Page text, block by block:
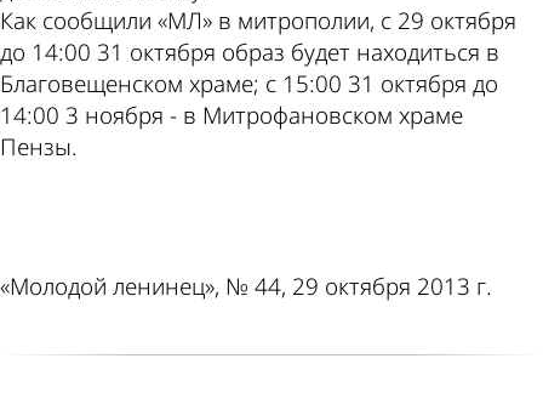
Как сообщили «МЛ» в митрополии, с 29 октября
до 14:00 31 октября образ будет находиться в
Благовещенском храме; с 15:00 31 октября до
14:00 3 ноября - в Митрофановском храме
Пензы.
«Молодой ленинец», № 44, 29 октября 2013 г.